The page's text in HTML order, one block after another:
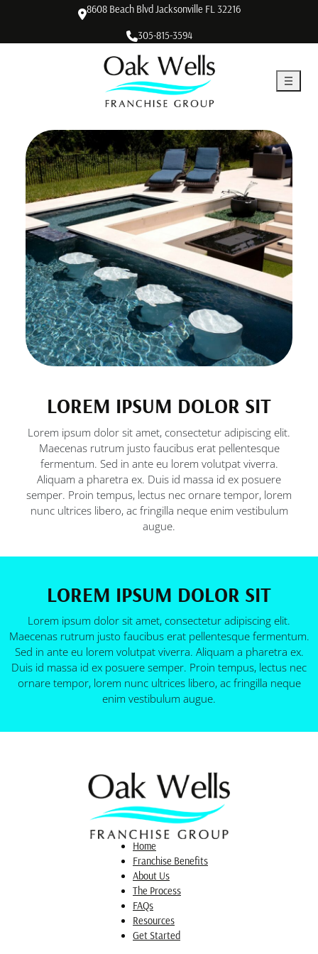
8608 Beach Blvd Jacksonville FL 32216
305-815-3594
LOREM IPSUM DOLOR SIT
Lorem ipsum dolor sit amet, consectetur adipiscing elit.
Maecenas rutrum justo faucibus erat pellentesque
fermentum. Sed in ante eu lorem volutpat viverra.
Aliquam a pharetra ex. Duis id massa id ex posuere
semper. Proin tempus, lectus nec ornare tempor, lorem
nunc ultrices libero, ac fringilla neque enim vestibulum
augue.
LOREM IPSUM DOLOR SIT
Lorem ipsum dolor sit amet, consectetur adipiscing elit.
Maecenas rutrum justo faucibus erat pellentesque fermentum.
Sed in ante eu lorem volutpat viverra. Aliquam a pharetra ex.
Duis id massa id ex posuere semper. Proin tempus, lectus nec
ornare tempor, lorem nunc ultrices libero, ac fringilla neque
enim vestibulum augue.
Home
Franchise Benefits
About Us
The Process
FAQs
Resources
Get Started